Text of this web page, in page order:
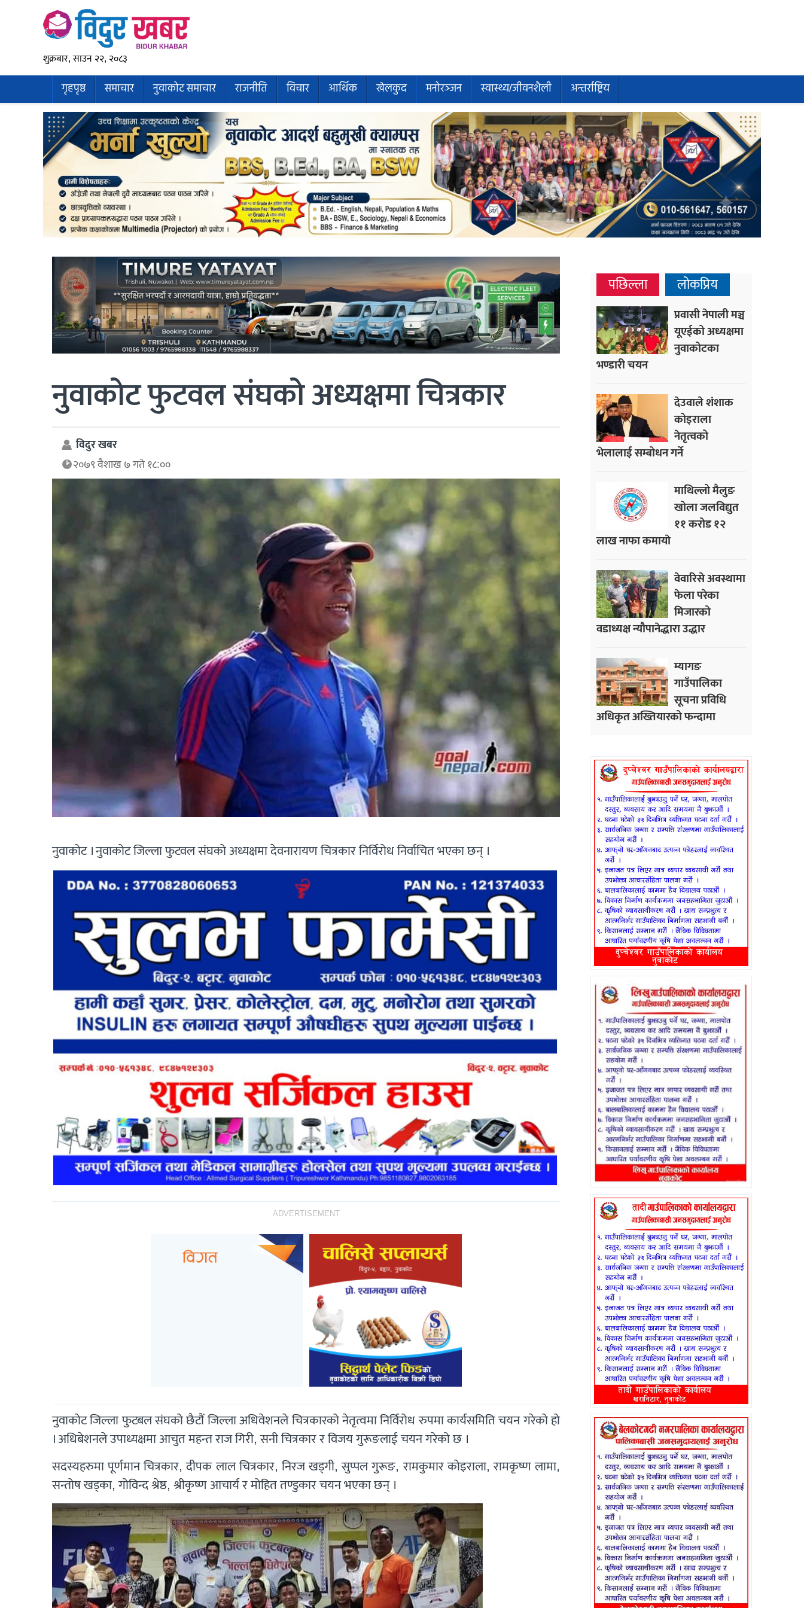
शुक्रबार, साउन २२, २०८३
गृहपृष्ठ समाचार नुवाकोट समाचार राजनीति विचार आर्थिक खेलकुद मनोरञ्जन स्वास्थ्य/जीवनशैली अन्तर्राष्ट्रिय
नुवाकोट फुटवल संघको अध्यक्षमा चित्रकार
विदुर खबर
२०७९ वैशाख ७ गते १८:००
नुवाकोट । नुवाकोट जिल्ला फुटवल संघको अध्यक्षमा देवनारायण चित्रकार निर्विरोध निर्वाचित भएका छन् ।
ADVERTISEMENT
नुवाकोट जिल्ला फुटबल संघको छैटौं जिल्ला अधिवेशनले चित्रकारको नेतृत्वमा निर्विरोध रुपमा कार्यसमिति चयन गरेको हो
। अधिबेशनले उपाध्यक्षमा आचुत महन्त राज गिरी, सनी चित्रकार र विजय गुरूङलाई चयन गरेको छ ।
सदस्यहरुमा पूर्णमान चित्रकार, दीपक लाल चित्रकार, निरज खड्गी, सुप्पल गुरूङ, रामकुमार कोइराला, रामकृष्ण लामा,
सन्तोष खड्का, गोविन्द श्रेष्ठ, श्रीकृष्ण आचार्य र मोहित तण्डुकार चयन भएका छन् ।
पछिल्ला लोकप्रिय
प्रवासी नेपाली मञ्च
यूएईको अध्यक्षमा
नुवाकोटका
भण्डारी चयन
देउवाले शंशाक
कोइराला
नेतृत्वको
भेलालाई सम्बोधन गर्ने
माथिल्लो मैलुङ
खोला जलविद्युत
११ करोड १२
लाख नाफा कमायाे
वेवारिसे अवस्थामा
फेला परेका
मिजारको
वडाध्यक्ष न्यौपानेद्धारा उद्धार
म्यागङ
गाउँपालिका
सूचना प्रविधि
अधिकृत अख्तियारको फन्दामा